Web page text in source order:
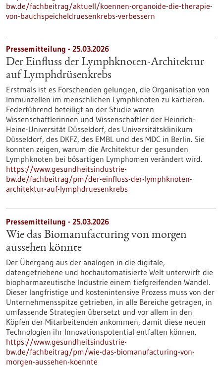
bw.de/fachbeitrag/aktuell/koennen-organoide-die-therapie-
von-bauchspeicheldruesenkrebs-verbessern
Pressemitteilung - 25.03.2026
Der Einfluss der Lymphknoten-Architektur
auf Lymphdrüsenkrebs
Erstmals ist es Forschenden gelungen, die Organisation von
Immunzellen im menschlichen Lymphknoten zu kartieren.
Federführend beteiligt an der Studie waren
Wissenschaftlerinnen und Wissenschaftler der Heinrich-
Heine-Universität Düsseldorf, des Universitätsklinikum
Düsseldorf, des DKFZ, des EMBL und des MDC in Berlin. Sie
konnten zeigen, warum die Architektur der gesunden
Lymphknoten bei bösartigen Lymphomen verändert wird.
https://www.gesundheitsindustrie-
bw.de/fachbeitrag/pm/der-einfluss-der-lymphknoten-
architektur-auf-lymphdruesenkrebs
Pressemitteilung - 25.03.2026
Wie das Biomanufacturing von morgen
aussehen könnte
Der Übergang aus der analogen in die digitale,
datengetriebene und hochautomatisierte Welt unterwirft die
biopharmazeutische Industrie einem tiefgreifenden Wandel.
Dieser langfristige und kostenintensive Prozess muss von der
Unternehmensspitze getrieben, in alle Bereiche getragen, in
umfassende Strategien übersetzt und vor allem in den
Köpfen der Mitarbeitenden ankommen, damit diese neuen
Technologien ihr Innovationspotential entfalten können.
https://www.gesundheitsindustrie-
bw.de/fachbeitrag/pm/wie-das-biomanufacturing-von-
morgen-aussehen-koennte